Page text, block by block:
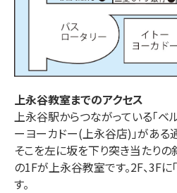
上永谷教室までのアクセス
上永谷駅からつながっている「ベ
ーヨーカドー(上永谷店)」がある
そこを左に坂を下り突き当たりの
の1Fが上永谷教室です。2F、3F
す。